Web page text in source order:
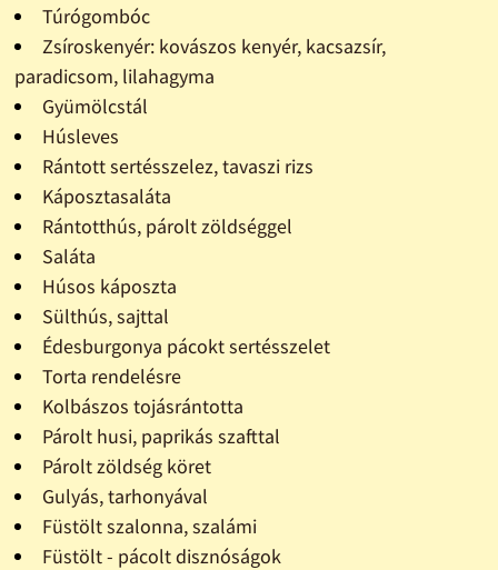
Túrógombóc
Zsíroskenyér: kovászos kenyér, kacsazsír,
paradicsom, lilahagyma
Gyümölcstál
Húsleves
Rántott sertésszelez, tavaszi rizs
Káposztasaláta
Rántotthús, párolt zöldséggel
Saláta
Húsos káposzta
Sülthús, sajttal
Édesburgonya pácokt sertésszelet
Torta rendelésre
Kolbászos tojásrántotta
Párolt husi, paprikás szafttal
Párolt zöldség köret
Gulyás, tarhonyával
Füstölt szalonna, szalámi
Füstölt - pácolt disznóságok